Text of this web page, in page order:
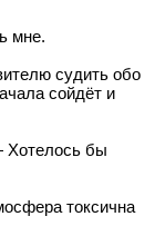
мне.
судить обо
сойдёт и
бы
токсична